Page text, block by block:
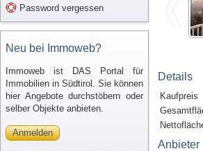
Password vergessen
Neu bei Immoweb?
Immoweb ist DAS Portal für
Immobilien in Südtirol. Sie können
hier Angebote durchstöbern oder
selber Objekte anbieten.
Anmelden
Details
Kaufpreis
Anbieter